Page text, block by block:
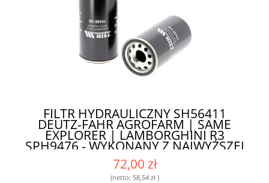
FILTR HYDRAULICZNY SH56411
DEUTZ-FAHR AGROFARM | SAME
EXPLORER | LAMBORGHINI R3
SPH9476 - WYKONANY Z NAJWYŻSZEJ
KLASY MATERIAŁÓW
72,00 zł
(netto: 58,54 zł)